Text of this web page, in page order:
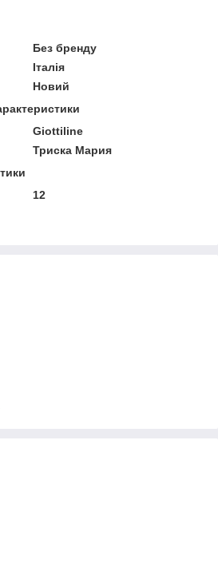
Без бренду
Італія
Новий
Giottiline
Триска Мария
12